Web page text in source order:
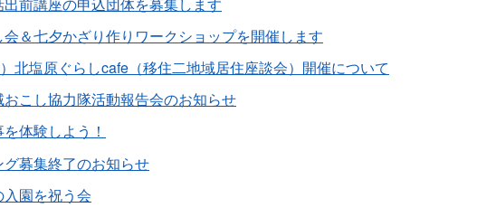
＆七夕かざり作りワークショップを開催します
北塩原ぐらしcafe（移住二地域居住座談会）開催について
こし協力隊活動報告会のお知らせ
体験しよう！
募集終了のお知らせ
園を祝う会